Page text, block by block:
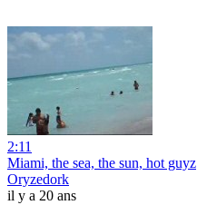
2:11
Miami, the sea, the sun, hot guyz
Oryzedork
il y a 20 ans